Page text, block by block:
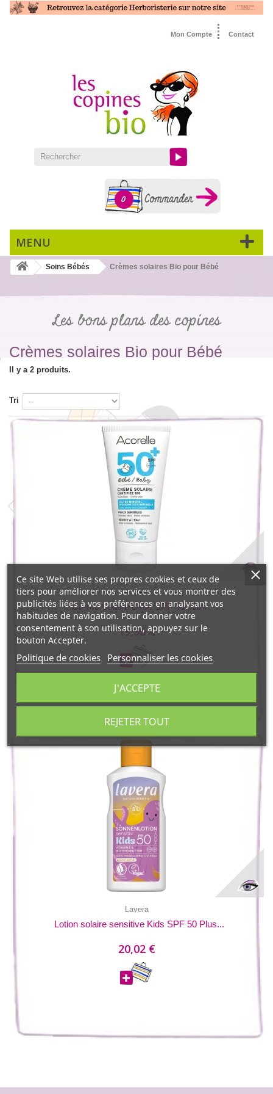
Contact
Mon Compte
0
MENU
Soins Bébés Crèmes solaires Bio pour Bébé
Les bons plans des copines
Crèmes solaires Bio pour Bébé
Il y a 2 produits.
Tri
Acorelle
Crème Solaire Bébé SPF 50 50ml
19,96 €
Lavera
Lotion solaire sensitive Kids SPF 50 Plus...
20,02 €
Ce site Web utilise ses propres cookies et ceux de
tiers pour améliorer nos services et vous montrer des
publicités liées à vos préférences en analysant vos
habitudes de navigation. Pour donner votre
consentement à son utilisation, appuyez sur le
bouton Accepter.
Politique de cookies Personnaliser les cookies
REJETER TOUT
J'ACCEPTE